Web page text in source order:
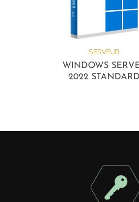
SERVEUR
WINDOWS
2022 STANDARD